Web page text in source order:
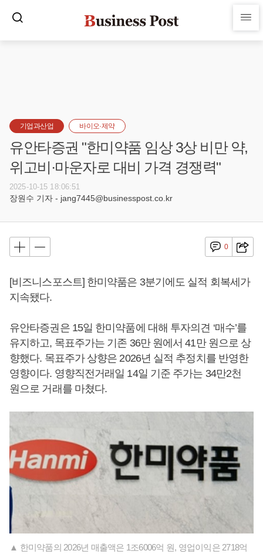
기업과산업 바이오·제약
유안타증권 "한미약품 임상 3상 비만 약,
위고비·마운자로 대비 가격 경쟁력"
2025-10-15 18:06:51
장원수 기자 - jang7445@businesspost.co.kr
0
[비즈니스포스트] 한미약품은 3분기에도 실적 회복세가
지속됐다.
유안타증권은 15일 한미약품에 대해 투자의견 ‘매수’를
유지하고, 목표주가는 기존 36만 원에서 41만 원으로 상
향했다. 목표주가 상향은 2026년 실적 추정치를 반영한
영향이다. 영향직전거래일 14일 기준 주가는 34만2천
원으로 거래를 마쳤다.
▲ 한미약품의 2026년 매출액은 1조6006억 원, 영업이익은 2718억